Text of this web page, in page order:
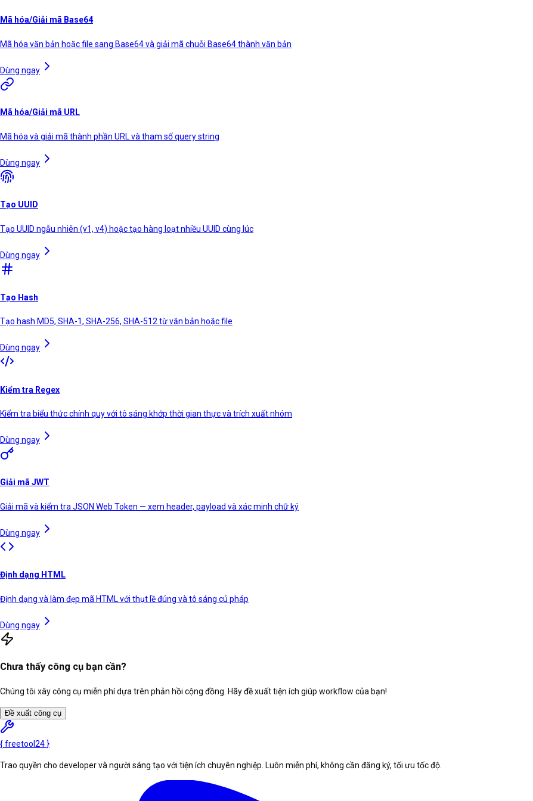
Mã hóa/Giải mã Base64
Mã hóa văn bản hoặc file sang Base64 và giải mã chuỗi Base64 thành văn bản
Dùng ngay
Mã hóa/Giải mã URL
Mã hóa và giải mã thành phần URL và tham số query string
Dùng ngay
Tạo UUID
Tạo UUID ngẫu nhiên (v1, v4) hoặc tạo hàng loạt nhiều UUID cùng lúc
Dùng ngay
Tạo Hash
Tạo hash MD5, SHA-1, SHA-256, SHA-512 từ văn bản hoặc file
Dùng ngay
Kiểm tra Regex
Kiểm tra biểu thức chính quy với tô sáng khớp thời gian thực và trích xuất nhóm
Dùng ngay
Giải mã JWT
Giải mã và kiểm tra JSON Web Token — xem header, payload và xác minh chữ ký
Dùng ngay
Định dạng HTML
Định dạng và làm đẹp mã HTML với thụt lề đúng và tô sáng cú pháp
Dùng ngay
Chưa thấy công cụ bạn cần?
Chúng tôi xây công cụ miễn phí dựa trên phản hồi cộng đồng. Hãy đề xuất tiện ích giúp workflow của bạn!
Đề xuất công cụ
{freetool24}
Trao quyền cho developer và người sáng tạo với tiện ích chuyên nghiệp. Luôn miễn phí, không cần đăng ký, tối ưu tốc độ.